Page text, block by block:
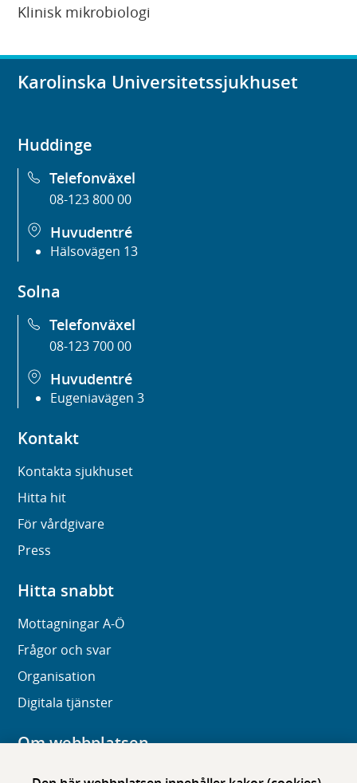
Klinisk mikrobiologi
Karolinska Universitetssjukhuset
Huddinge
Telefonväxel
08-123 800 00
Huvudentré
Hälsovägen 13
Solna
Telefonväxel
08-123 700 00
Huvudentré
Eugeniavägen 3
Kontakt
Kontakta sjukhuset
Hitta hit
För vårdgivare
Press
Hitta snabbt
Mottagningar A-Ö
Frågor och svar
Organisation
Digitala tjänster
Om webbplatsen
Om karolinska.se